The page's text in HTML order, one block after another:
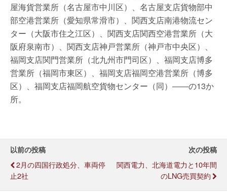
屋海貨営業所（名古屋市中川区）、名古屋支店貨物部中
部空港営業所（愛知県常滑市）、関西支店南港物流セン
ター（大阪市住之江区）、関西支店関西空港営業所（大
阪府泉南市）、関西支店神戸営業所（神戸市中央区）、
福岡支店関門営業所（北九州市門司区）、福岡支店博多
営業所（福岡市東区）、福岡支店福岡空港営業所（博多
区）、福岡支店福岡航空貨物センター（同）――の13か
所。
以前の投稿
2月の四国行政処分、車両停
止2社
次の投稿
関西電力、北海道電力と10年間
のLNG売買契約